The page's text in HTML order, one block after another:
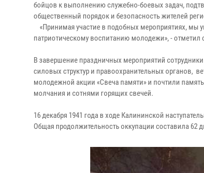
бойцов к выполнению служебно-боевых задач,
общественный порядок и безопасность жителей
«Принимая участие в подобных мероприятиях, мы
патриотическому воспитанию молодежи», -
В завершение праздничных мероприятий
силовых структур и правоохранительных органов,
молодежной акции «Свеча памяти» и почтили
молчания и сотнями горящих свечей.
16 декабря 1941 года в ходе Калининской
Общая продолжительность оккупации составила 62